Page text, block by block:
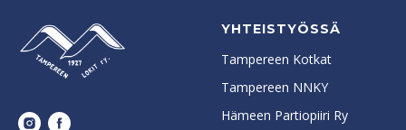
YHTEISTYÖSSÄ
Tampereen Kotkat
Tampereen NNKY
Hämeen Partiopiiri Ry